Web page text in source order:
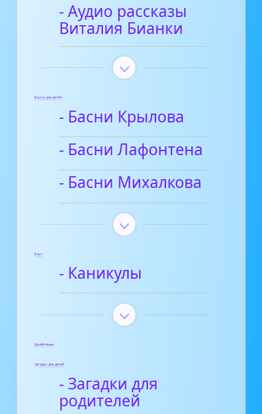
- Аудио рассказы
Виталия Бианки
Басни для детей
- Басни Крылова
- Басни Лафонтена
- Басни Михалкова
Блог
- Каникулы
Диафильмы
Загадки для детей
- Загадки для
родителей